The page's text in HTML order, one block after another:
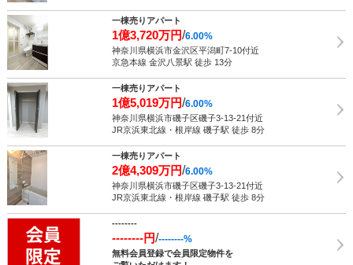
一棟売りアパート
1億3,720万円/6.00%
神奈川県横浜市金沢区平潟町7-10付近
京急本線 金沢八景駅 徒歩 13分
一棟売りアパート
1億5,019万円/6.00%
神奈川県横浜市磯子区磯子3-13-21付近
JR京浜東北線・根岸線 磯子駅 徒歩 8分
一棟売りアパート
2億4,309万円/6.00%
神奈川県横浜市磯子区磯子3-13-21付近
JR京浜東北線・根岸線 磯子駅 徒歩 8分
--------
--------円/--------%
無料会員登録で会員限定物件を